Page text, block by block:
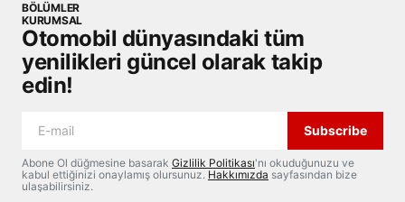
BÖLÜMLER
KURUMSAL
Otomobil dünyasındaki tüm
yenilikleri güncel olarak takip
edin!
Subscribe
Abone Ol düğmesine basarak Gizlilik Politikası'nı okuduğunuzu ve
kabul ettiğinizi onaylamış olursunuz. Hakkımızda sayfasından bize
ulaşabilirsiniz.